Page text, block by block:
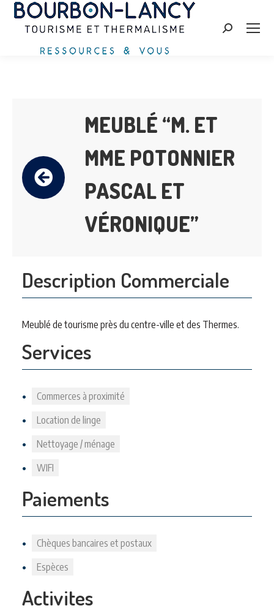
Zoeken:
MEUBLÉ “M. ET
MME POTONNIER
PASCAL ET
VÉRONIQUE”
Description Commerciale
Meublé de tourisme près du centre-ville et des Thermes.
Services
Commerces à proximité
Location de linge
Nettoyage / ménage
WIFI
Paiements
Chèques bancaires et postaux
Espèces
Activites